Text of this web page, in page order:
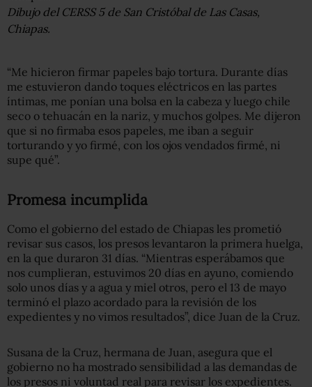
Dibujo del CERSS 5 de San Cristóbal de Las Casas,
Chiapas.
“Me hicieron firmar papeles bajo tortura. Durante días
me estuvieron dando toques eléctricos en las partes
íntimas, me ponían una bolsa en la cabeza y luego chile
seco o tehuacán en la nariz, y muchos golpes. Me dijeron
que si no firmaba esos papeles, me iban a seguir
torturando y yo firmé, con los ojos vendados firmé, ni
supe qué”.
Promesa incumplida
Como el gobierno del estado de Chiapas les prometió
revisar sus casos, los presos levantaron la primera huelga,
en la que duraron 31 días. “Mientras esperábamos que
nos cumplieran, estuvimos 20 días en ayuno, comiendo
solo unos días y a agua y miel otros, pero el 13 de mayo
terminó el plazo acordado para la revisión de los
expedientes y no vimos resultados”, dice Juan de la Cruz.
Susana de la Cruz, hermana de Juan, asegura que el
gobierno no ha mostrado sensibilidad a las demandas de
los presos ni voluntad real para revisar los expedientes.